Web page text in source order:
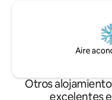
Aire
Otros
excelentes